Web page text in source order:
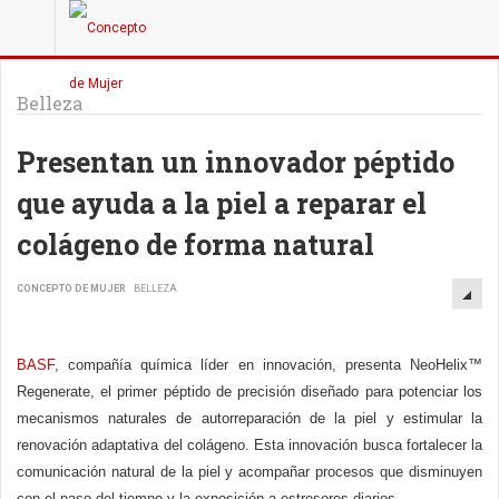
Belleza
Presentan un innovador péptido
que ayuda a la piel a reparar el
colágeno de forma natural
CONCEPTO DE MUJER BELLEZA
BASF, compañía química líder en innovación, presenta NeoHelix™
Regenerate, el primer péptido de precisión diseñado para potenciar los
mecanismos naturales de autorreparación de la piel y estimular la
renovación adaptativa del colágeno. Esta innovación busca fortalecer la
comunicación natural de la piel y acompañar procesos que disminuyen